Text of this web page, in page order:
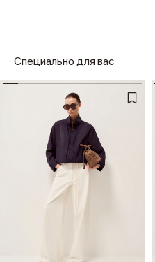
Специально для вас